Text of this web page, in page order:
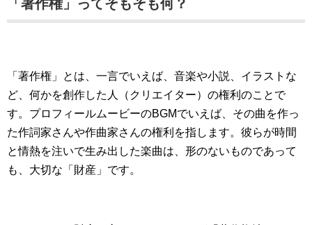
「著作権」ってそもそも何？
「著作権」とは、一言でいえば、音楽や小説、イラストな
ど、何かを創作した人（クリエイター）の権利のことで
す。プロフィールムービーのBGMでいえば、その曲を作っ
た作詞家さんや作曲家さんの権利を指します。彼らが時間
と情熱を注いで生み出した楽曲は、形のないものであって
も、大切な「財産」です。